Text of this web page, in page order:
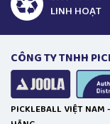
LINH HOẠT
CÔNG TY TNHH
PICKLEBALL VIỆT NAM